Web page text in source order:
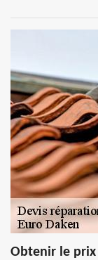
Obtenir le